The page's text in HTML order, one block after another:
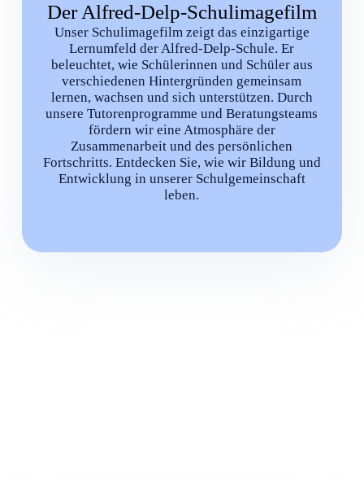
Der Alfred-Delp-Schulimagefilm
Unser Schulimagefilm zeigt das einzigartige
Lernumfeld der Alfred-Delp-Schule. Er
beleuchtet, wie Schülerinnen und Schüler aus
verschiedenen Hintergründen gemeinsam
lernen, wachsen und sich unterstützen. Durch
unsere Tutorenprogramme und Beratungsteams
fördern wir eine Atmosphäre der
Zusammenarbeit und des persönlichen
Fortschritts. Entdecken Sie, wie wir Bildung und
Entwicklung in unserer Schulgemeinschaft
leben.